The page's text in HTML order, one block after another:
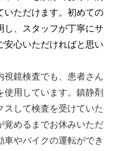
いただけます。初めての
し、スタッフが丁寧にサ
安心いただければと思い
視鏡検査でも、患者さん
用しています。鎮静剤
スして検査を受けていた
覚めるまでお休みいただ
車やバイクの運転ができ